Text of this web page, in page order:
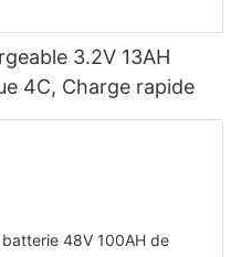
3.2V 13AH
4C, Charge rapide